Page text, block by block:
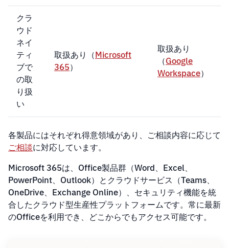
クラ
ウド
ネイ
ティ
ブで
の取
り扱
い
取扱あり（Microsoft
365）
取扱あり
（Google
Workspace）
各製品にはそれぞれ得意領域があり、ご相談内容に応じて
ご相談に対応しています。
Microsoft 365は、Office製品群（Word、Excel、
PowerPoint、Outlook）とクラウドサービス（Teams、
OneDrive、Exchange Online）、セキュリティ機能を統
合したクラウド型生産性プラットフォームです。常に最新
のOfficeを利用でき、どこからでもアクセス可能です。